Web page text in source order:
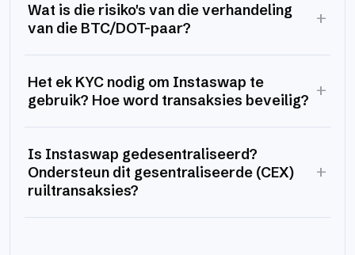
Wat is die risiko's van die verhandeling
van die BTC/DOT-paar?
+
Het ek KYC nodig om Instaswap te
gebruik? Hoe word transaksies beveilig? +
Is Instaswap gedesentraliseerd?
Ondersteun dit gesentraliseerde (CEX)
ruiltransaksies?
+